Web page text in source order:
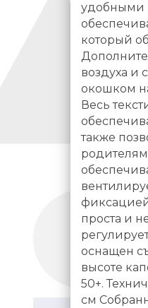
удобными
который
воздуха и
окошком
Весь
также
проста и
оснащен
высоте
50+.
см